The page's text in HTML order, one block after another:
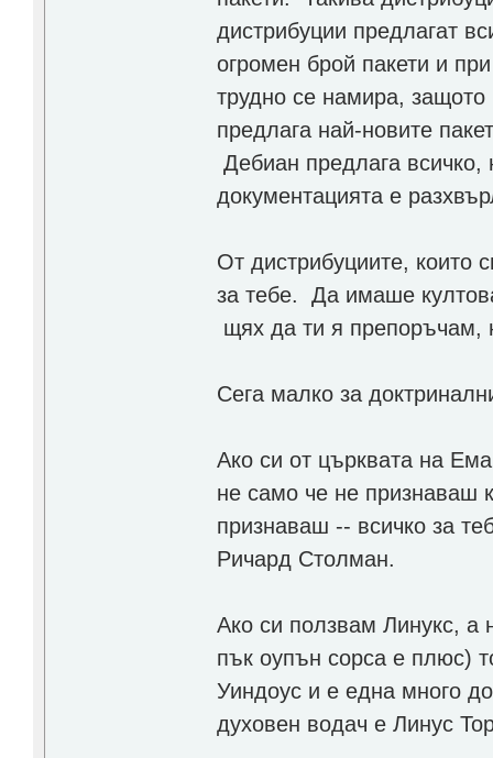
дистрибуции предлагат
огромен брой пакети и
трудно се намира,
предлага най-новите
Дебиан предлага
документацията е
От дистрибуциите, които
за тебе. Да имаше
щях да ти я препоръчам,
Сега малко за
Ако си от църквата на
не само че не признаваш
признаваш -- всичко за
Ричард Столман.
Ако си ползвам Линукс, а
пък оупън сорса е плюс)
Уиндоус и е една много
духовен водач е Линус